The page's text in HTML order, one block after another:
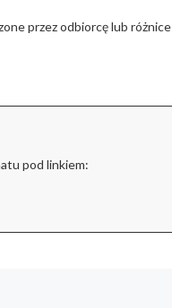
przez odbiorcę lub różnice
pod linkiem: